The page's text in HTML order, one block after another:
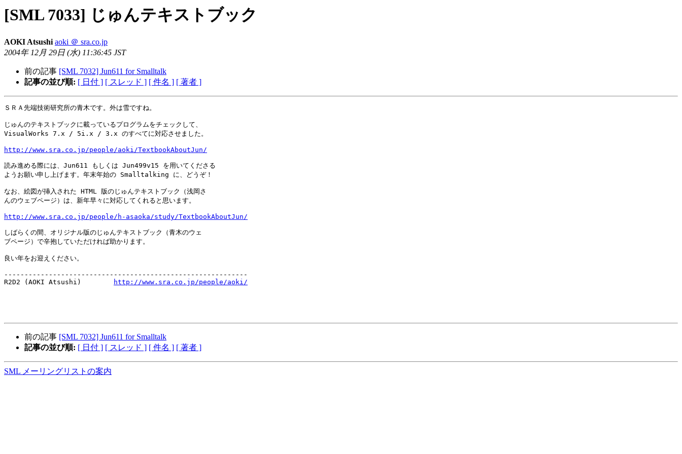
[SML 7033] じゅんテキストブック
AOKI Atsushi aoki ＠ sra.co.jp
2004年 12月 29日 (水) 11:36:45 JST
前の記事 [SML 7032] Jun611 for Smalltalk
記事の並び順: [ 日付 ] [ スレッド ] [ 件名 ] [ 著者 ]
ＳＲＡ先端技術研究所の青木です。外は雪ですね。
じゅんのテキストブックに載っているプログラムをチェックして、
VisualWorks 7.x / 5i.x / 3.x のすべてに対応させました。
http://www.sra.co.jp/people/aoki/TextbookAboutJun/
読み進める際には、Jun611 もしくは Jun499v15 を用いてくださる
ようお願い申し上げます。年末年始の Smalltalking に、どうぞ！
なお、絵図が挿入された HTML 版のじゅんテキストブック（浅岡さ
んのウェブページ）は、新年早々に対応してくれると思います。
http://www.sra.co.jp/people/h-asaoka/study/TextbookAboutJun/
しばらくの間、オリジナル版のじゅんテキストブック（青木のウェ
ブページ）で辛抱していただければ助かります。
良い年をお迎えください。
------------------------------------------------------------
R2D2 (AOKI Atsushi)
http://www.sra.co.jp/people/aoki/
前の記事 [SML 7032] Jun611 for Smalltalk
記事の並び順: [ 日付 ] [ スレッド ] [ 件名 ] [ 著者 ]
SML メーリングリストの案内